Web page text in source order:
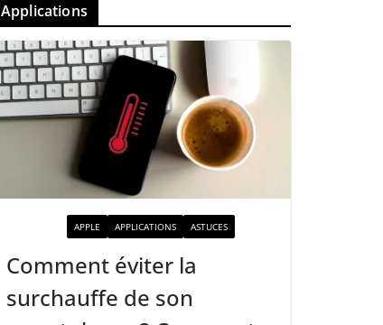
Applications
APPLE APPLICATIONS ASTUCES
Comment éviter la
surchauffe de son